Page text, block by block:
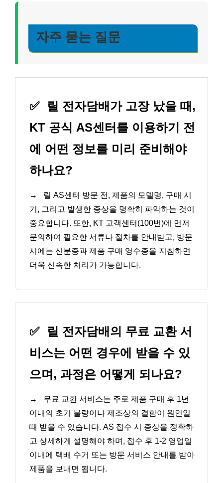
자주 묻는 질문
✅
릴 전자담배가 고장 났을 때,
KT 공식 AS센터를 이용하기 전
에 어떤 정보를 미리 준비해야
하나요?
→
릴 AS센터 방문 전, 제품의 모델명, 구매 시
기, 그리고 발생한 증상을 명확히 파악하는 것이
중요합니다. 또한, KT 고객센터(100번)에 먼저
문의하여 필요한 서류나 절차를 안내받고, 방문
시에는 신분증과 제품 구매 영수증을 지참하면
더욱 신속한 처리가 가능합니다.
✅
릴 전자담배의 무료 교환 서
비스는 어떤 경우에 받을 수 있
으며, 과정은 어떻게 되나요?
→
무료 교환 서비스는 주로 제품 구매 후 1년
이내의 초기 불량이나 제조상의 결함이 원인일
때 받을 수 있습니다. AS 접수 시 증상을 정확하
고 상세하게 설명해야 하며, 접수 후 1-2 영업일
이내에 택배 수거 또는 방문 서비스 안내를 받아
제품을 보내면 됩니다.